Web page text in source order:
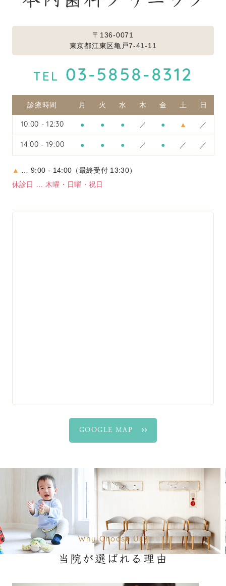
〒136-0071
東京都江東区亀戸7-41-11
TEL 03-5858-8312
診療時間 月 火 水 木 金 土 日
10:00 - 12:30 ● ● ● ／ ● ▲ ／
14:00 - 19:00 ● ● ● ／ ● ／ ／
▲
… 9:00 - 14:00（最終受付 13:30）
休診日 … 木曜・日曜・祝日
GOOGLE MAP
Why Choose Us?
当院が選ばれる理由